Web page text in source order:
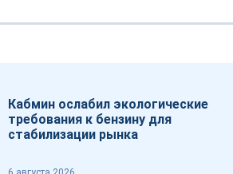
Кабмин ослабил экологические
требования к бензину для
стабилизации рынка